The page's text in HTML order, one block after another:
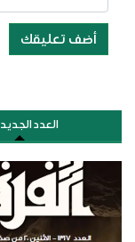
أضف تعليقك
العدد الجديد